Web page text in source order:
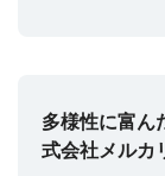
多様性に富ん
式会社メルカ